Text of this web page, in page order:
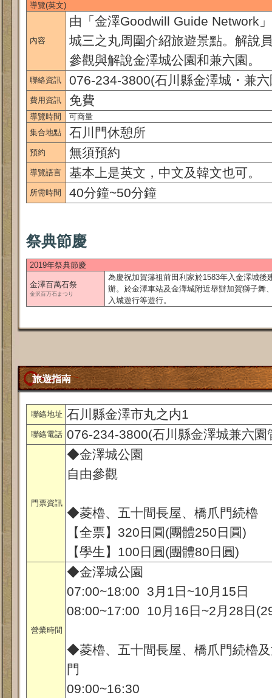
導覽(英文)
內容
由「金澤Goodwill Guide Network
城三之丸周圍介紹旅遊景點。解說
參觀與解說金澤城公園和兼六園。
聯絡資訊 076-234-3800(石川縣金澤城・兼
費用資訊 免費
導覽時間
可商量
集合地點
石川門休憩所
預約 無須預約
導覽語言 基本上是英文，中文及韓文也可。
所需時間 40分鐘~50分鐘
祭典節慶
2019年祭典節慶
金澤百萬石祭
金沢百万石まつり
為慶祝加賀籓祖前田利家於1583年入金澤城後
辦。於金澤車站及金澤城附近舉辦加賀獅子舞
入城遊行等遊行。
旅遊指南
聯絡地址 石川縣金澤市丸之内1
聯絡電話 076-234-3800(石川縣金澤城兼六園
門票資訊
◆金澤城公園
自由參觀
◆菱櫓、五十間長屋、橋爪門続櫓
【全票】320日圓(團體250日圓)
【學生】100日圓(團體80日圓)
營業時間
◆金澤城公園
07:00~18:00 3月1日~10月15日
08:00~17:00 10月16日~2月28日
◆菱櫓、五十間長屋、橋爪門続櫓
門
09:00~16:30